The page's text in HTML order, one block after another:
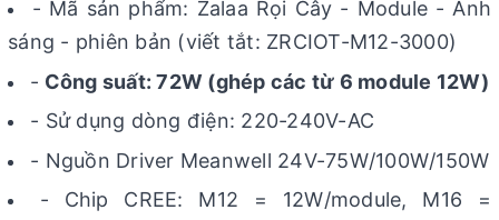
- Mã sản phẩm: Zalaa Rọi Cây - Module - Ánh
sáng - phiên bản (viết tắt: ZRCIOT-M12-3000)
- Công suất: 72W (ghép các từ 6 module 12W)
- Sử dụng dòng điện: 220-240V-AC
- Nguồn Driver Meanwell 24V-75W/100W/150W
- Chip CREE: M12 = 12W/module, M16 =